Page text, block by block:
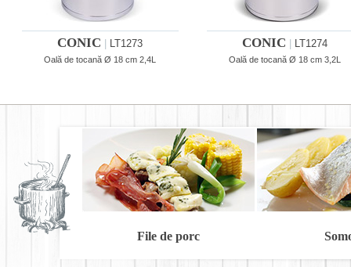
CONIC LT1273
Oală de tocană Ø 18 cm 2,4L
CONIC LT1274
Oală de tocană Ø 18 cm 3,2L
File de porc